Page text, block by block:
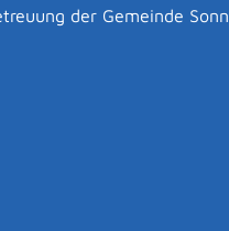
der Gemeinde
Württemberg -
Württemberg -